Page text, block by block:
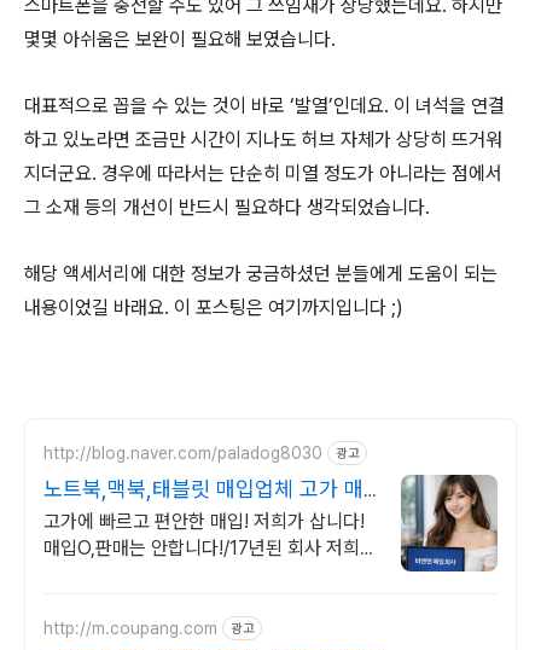
스마트폰을 충전할 수도 있어 그 쓰임새가 상당했는데요. 하지만
몇몇 아쉬움은 보완이 필요해 보였습니다.
대표적으로 꼽을 수 있는 것이 바로 ‘발열’인데요. 이 녀석을 연결
하고 있노라면 조금만 시간이 지나도 허브 자체가 상당히 뜨거워
지더군요. 경우에 따라서는 단순히 미열 정도가 아니라는 점에서
그 소재 등의 개선이 반드시 필요하다 생각되었습니다.
해당 액세서리에 대한 정보가 궁금하셨던 분들에게 도움이 되는
내용이었길 바래요. 이 포스팅은 여기까지입니다 ;)
http://blog.naver.com/paladog8030 광고
노트북,맥북,태블릿 매입업체 고가 매
입 회사
고가에 빠르고 편안한 매입! 저희가 삽니다!
매입O,판매는 안합니다!/17년된 회사 저희가
http://m.coupang.com 광고